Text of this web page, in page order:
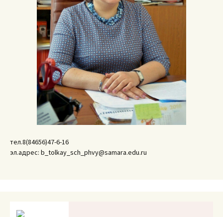
тел.8(84656)47-6-16
эл.адрес: b_tolkay_sch_phvy@samara.edu.ru